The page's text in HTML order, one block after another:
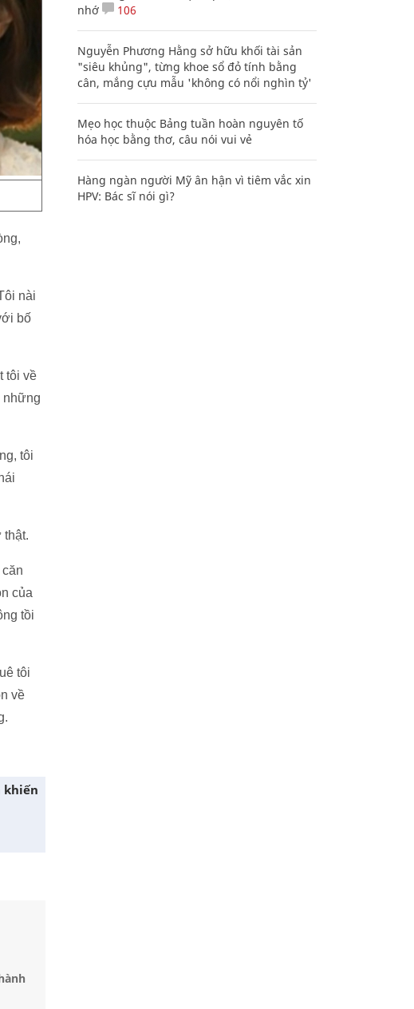
nài
bố
tôi về
những
tôi
thật.
của
tồi
tôi
về
khiến
nhớ
106
Nguyễn Phương Hằng sở hữu khối tài sản
"siêu khủng", từng khoe sổ đỏ tính bằng
cân, mắng cựu mẫu 'không có nổi nghìn tỷ'
Mẹo học thuộc Bảng tuần hoàn nguyên tố
hóa học bằng thơ, câu nói vui vẻ
Hàng ngàn người Mỹ ân hận vì tiêm vắc xin
HPV: Bác sĩ nói gì?